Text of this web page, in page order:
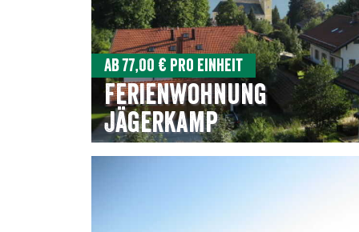
Ab 77,00 € pro Einheit
Ferienwohnung
Jägerkamp